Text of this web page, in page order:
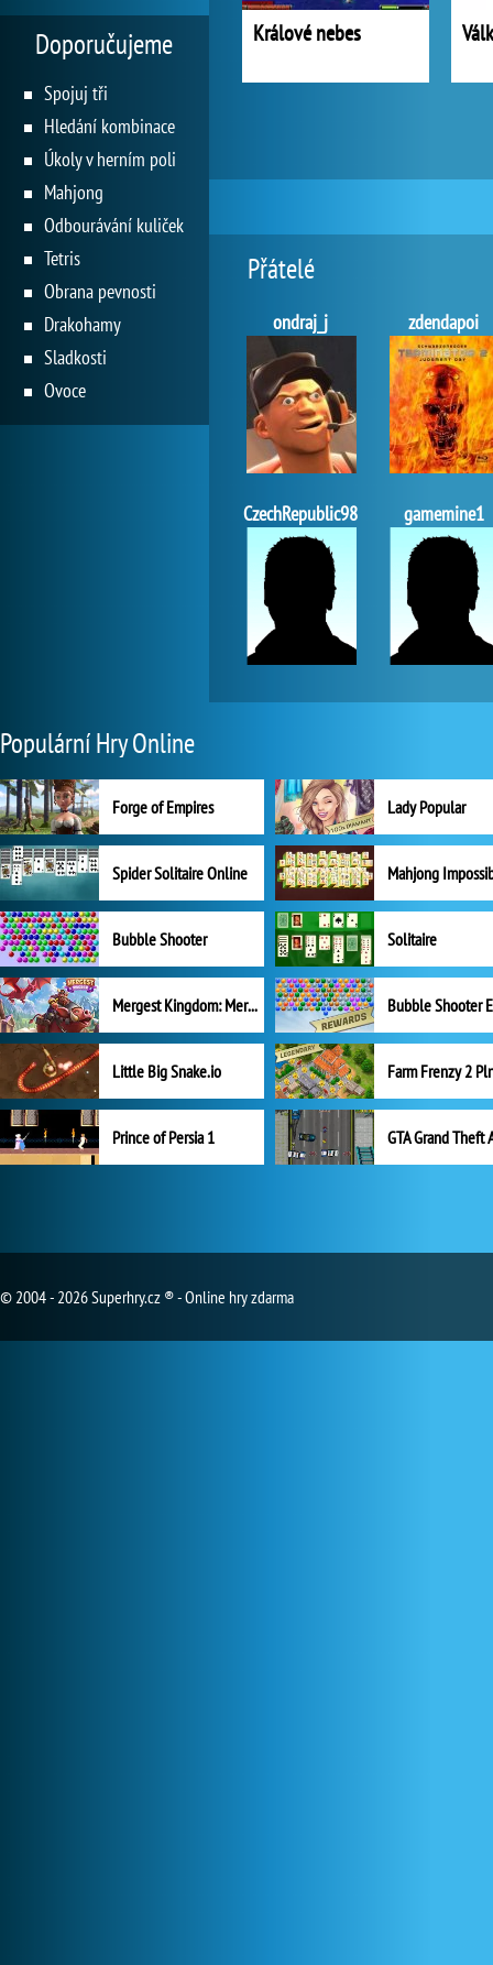
Králové nebes
Přátelé
ondraj_j zdendapoi
CzechRepublic98 gamemine1
Doporučujeme
Spojuj tři
Hledání kombinace
Úkoly v herním poli
Mahjong
Odbourávání kuliček
Tetris
Obrana pevnosti
Drakohamy
Sladkosti
Ovoce
Populární Hry Online
Forge of Empires Lady Popular
Spider Solitaire Online Mahjong
Bubble Shooter Solitaire
Mergest Kingdom: Merge Puzzle
Little Big Snake.io
Prince of Persia 1 GTA Grand Theft
© 2004 - 2026 Superhry.cz ® - Online hry zdarma